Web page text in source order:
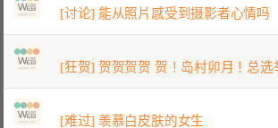
[讨论] 能从照片感受到摄影者心情吗
[狂贺] 贺贺贺贺 贺！岛村卯月！总选
[难过] 羡慕白皮肤的女生